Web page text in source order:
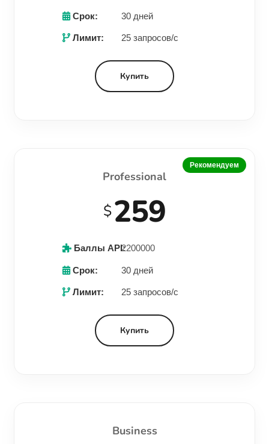
Срок: 30 дней
Лимит: 25 запросов/с
Купить
Рекомендуем
Professional
$259
Баллы API:2200000
Срок: 30 дней
Лимит: 25 запросов/с
Купить
Business